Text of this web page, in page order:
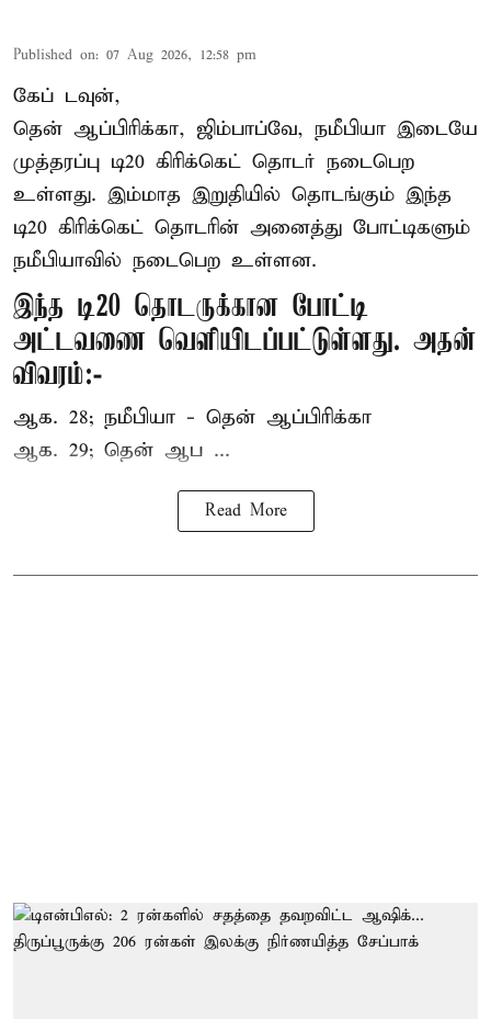
Published on: 07 Aug 2026, 12:58 pm
கேப் டவுன்,
தென் ஆப்பிரிக்கா, ஜிம்பாப்வே, நமீபியா இடையே
முத்தரப்பு டி20 கிரிக்கெட் தொடர் நடைபெற
உள்ளது. இம்மாத இறுதியில் தொடங்கும் இந்த
டி20 கிரிக்கெட் தொடரின் அனைத்து போட்டிகளும்
நமீபியாவில் நடைபெற உள்ளன.
இந்த டி20 தொடருக்கான போட்டி
அட்டவணை வெளியிடப்பட்டுள்ளது. அதன்
விவரம்:-
ஆக. 28; நமீபியா - தென் ஆப்பிரிக்கா
ஆக. 29; தென் ஆப ...
Read More